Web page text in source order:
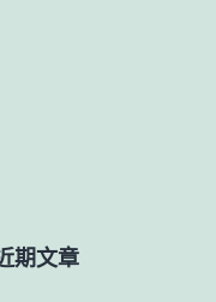
期文章